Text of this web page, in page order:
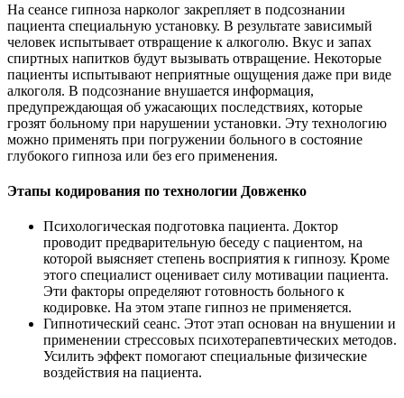
На сеансе гипноза нарколог закрепляет в подсознании
пациента специальную установку. В результате зависимый
человек испытывает отвращение к алкоголю. Вкус и запах
спиртных напитков будут вызывать отвращение. Некоторые
пациенты испытывают неприятные ощущения даже при виде
алкоголя. В подсознание внушается информация,
предупреждающая об ужасающих последствиях, которые
грозят больному при нарушении установки. Эту технологию
можно применять при погружении больного в состояние
глубокого гипноза или без его применения.
Этапы кодирования по технологии Довженко
Психологическая подготовка пациента. Доктор
проводит предварительную беседу с пациентом, на
которой выясняет степень восприятия к гипнозу. Кроме
этого специалист оценивает силу мотивации пациента.
Эти факторы определяют готовность больного к
кодировке. На этом этапе гипноз не применяется.
Гипнотический сеанс. Этот этап основан на внушении и
применении стрессовых психотерапевтических методов.
Усилить эффект помогают специальные физические
воздействия на пациента.